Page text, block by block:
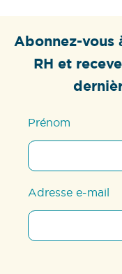
Abonnez-vous
RH et
Prénom
Adresse e-mail